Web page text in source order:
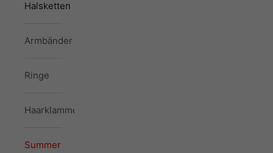
Halsketten
Armbänder
Ringe
Haarklammern
Summer